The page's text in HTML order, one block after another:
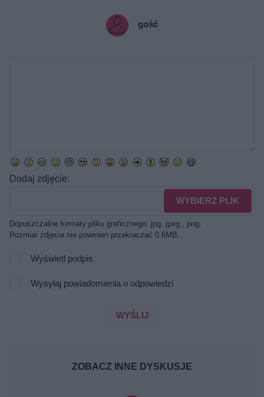
gość
Dodaj zdjęcie:
WYBIERZ PLIK
Dopuszczalne formaty pliku graficznego: jpg, jpeg , png.
Rozmiar zdjęcia nie powinien przekraczać 0.6MB.
Wyświetl podpis
Wysyłaj powiadomienia o odpowiedzi
WYŚLIJ
ZOBACZ INNE DYSKUSJE